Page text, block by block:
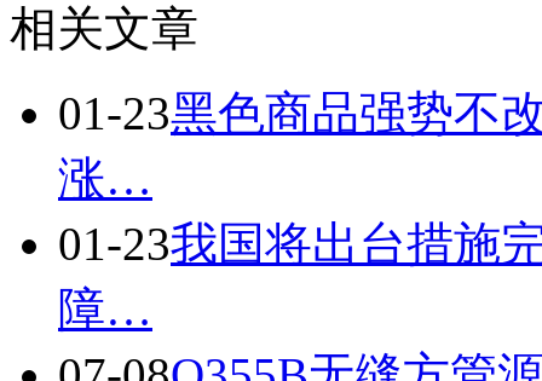
相关文章
01-23黑色商品强势不
涨…
01-23我国将出台措施
障…